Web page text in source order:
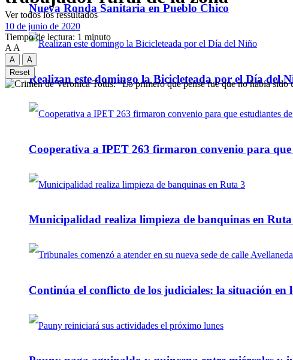
Nueva Ronda Sanitaria en Pueblo Chico
Realizan este domingo la Bicicleteada por el Día del
Cooperativa a IPET 263 firmaron convenio para
Municipalidad realiza limpieza de banquinas en Ruta
Continúa el conflicto de los judiciales: la situación en
Ver todos los ressultados
10 de junio de 2020
Tiempo de lectura: 1 minuto
A A
A
A
Reset